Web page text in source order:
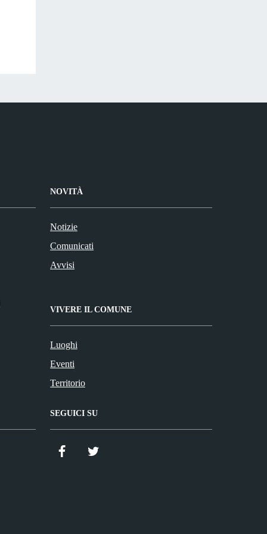
NOVITÀ
Notizie
Comunicati
Avvisi
VIVERE IL COMUNE
Luoghi
Eventi
Territorio
SEGUICI SU
Facebook